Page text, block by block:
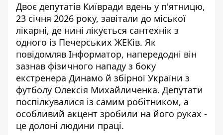
Двоє депутатів Київради вдень у п'ятницю,
23 січня 2026 року, завітали до міської
лікарні, де нині лікується сантехнік з
одного із Печерських ЖЕКів. Як
повідомляв Інформатор, напередодні він
зазнав фізичного нападу з боку
екстренера Динамо й збірної України з
футболу Олексія Михайличенка. Депутати
поспілкувалися із самим робітником, а
особливий акцент зробили на його руках -
це долоні людини праці.